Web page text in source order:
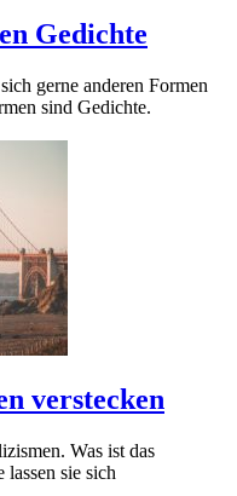
Gedichte
gerne anderen Formen
sind Gedichte.
verstecken
Was ist das
sie sich